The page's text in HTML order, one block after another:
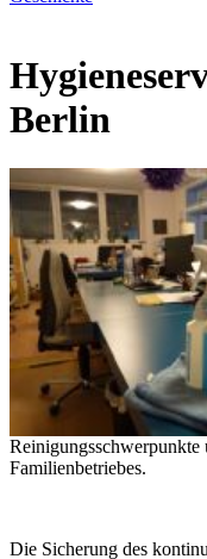
Berlin
Reinigungsschwerpunkte
Familienbetriebes.
Die Sicherung des